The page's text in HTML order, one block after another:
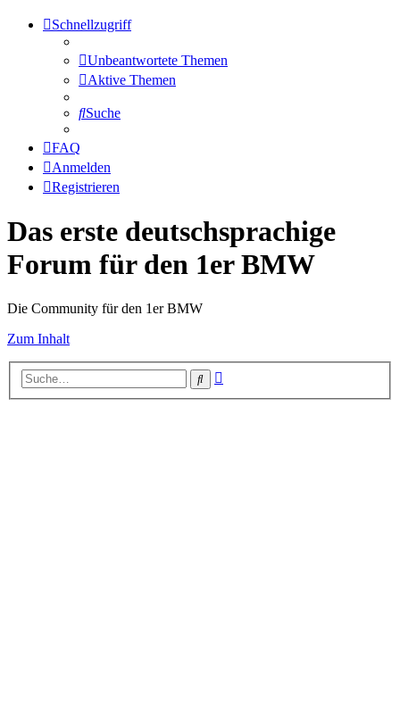
Schnellzugriff
Unbeantwortete Themen
Aktive Themen
Suche
FAQ
Anmelden
Registrieren
Das erste deutschsprachige
Forum für den 1er BMW
Die Community für den 1er BMW
Zum Inhalt
Suche